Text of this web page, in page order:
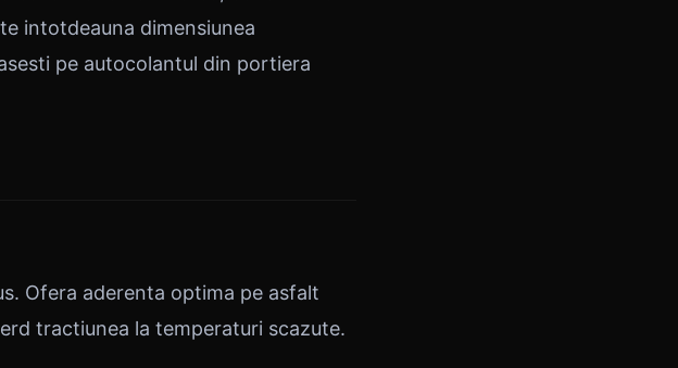
intotdeauna dimensiunea
pe autocolantul din portiera
Ofera aderenta optima pe asfalt
tractiunea la temperaturi scazute.